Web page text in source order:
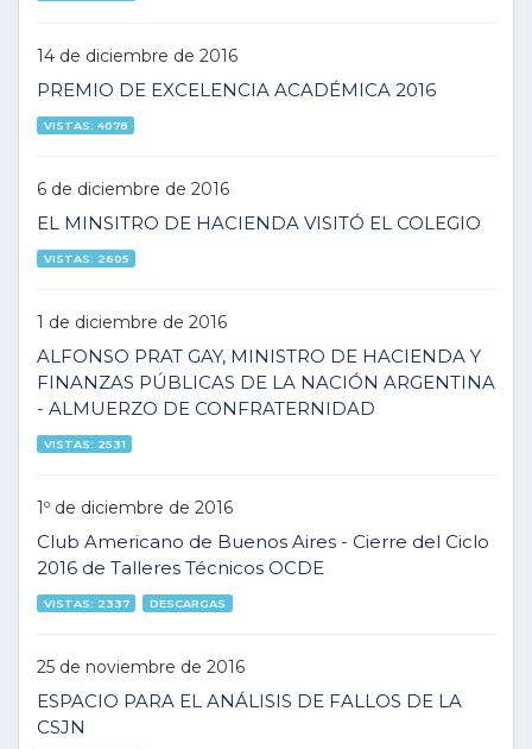
14 de diciembre de 2016
PREMIO DE EXCELENCIA ACADÉMICA 2016
VISTAS: 4078
6 de diciembre de 2016
EL MINSITRO DE HACIENDA VISITÓ EL COLEGIO
VISTAS: 2605
1 de diciembre de 2016
ALFONSO PRAT GAY, MINISTRO DE HACIENDA Y
FINANZAS PÚBLICAS DE LA NACIÓN ARGENTINA
- ALMUERZO DE CONFRATERNIDAD
VISTAS: 2531
1º de diciembre de 2016
Club Americano de Buenos Aires - Cierre del Ciclo
2016 de Talleres Técnicos OCDE
VISTAS: 2337 DESCARGAS
25 de noviembre de 2016
ESPACIO PARA EL ANÁLISIS DE FALLOS DE LA
CSJN